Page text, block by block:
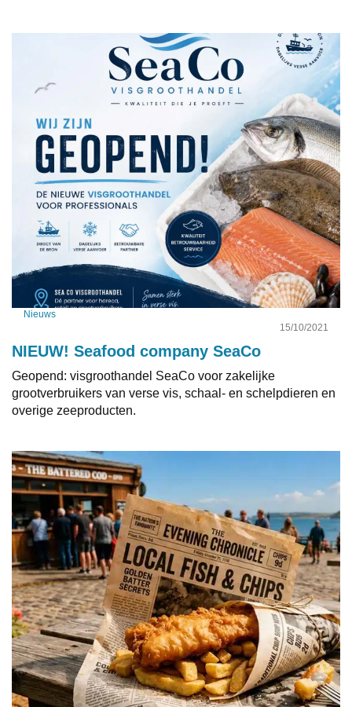
Nieuws
15/10/2021
NIEUW! Seafood company SeaCo
Geopend: visgroothandel SeaCo voor zakelijke
grootverbruikers van verse vis, schaal- en schelpdieren en
overige zeeproducten.